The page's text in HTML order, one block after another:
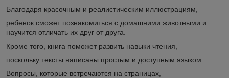
Благодаря красочным и реалистическим иллюстрациям,
ребенок сможет познакомиться с домашними животными и
научится отличать их друг от друга.
Кроме того, книга поможет развить навыки чтения,
поскольку тексты написаны простым и доступным языком.
Вопросы, которые встречаются на страницах,